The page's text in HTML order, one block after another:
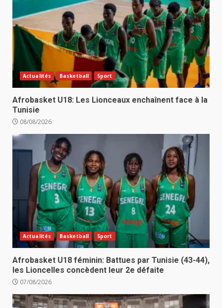
Actualités Basketball Sport
Afrobasket U18: Les Lionceaux enchaînent face à la
Tunisie
08/08/2026
Actualités Basketball Sport
Afrobasket U18 féminin: Battues par Tunisie (43-44),
les Lioncelles concèdent leur 2e défaite
07/08/2026